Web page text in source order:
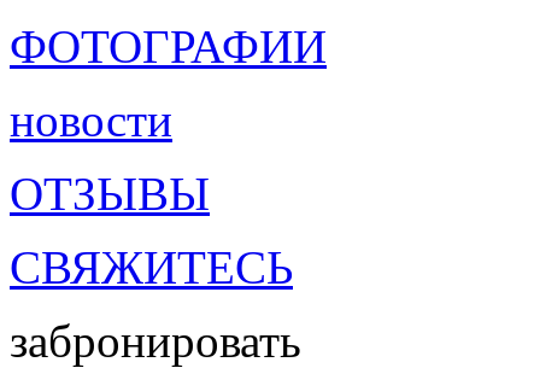
ФОТОГРАФИИ
новости
ОТЗЫВЫ
СВЯЖИТЕСЬ
забронировать